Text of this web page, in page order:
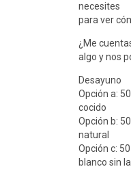
necesites
para ver
¿Me
algo y nos
Desayuno
Opción a:
cocido
Opción b:
natural
Opción c:
blanco sin